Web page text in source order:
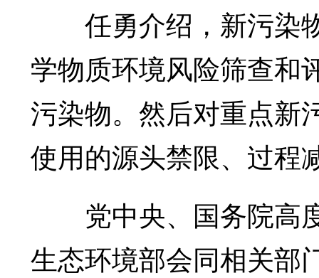
任勇介绍，新污染
学物质环境风险筛查和
污染物。然后对重点新
使用的源头禁限、过程
党中央、国务院高
生态环境部会同相关部